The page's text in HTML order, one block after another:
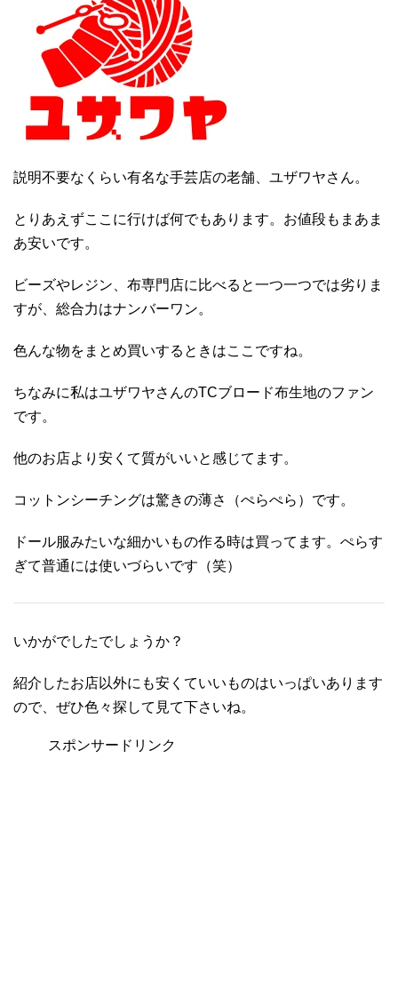
説明不要なくらい有名な手芸店の老舗、ユザワヤさん。
とりあえずここに行けば何でもあります。お値段もまあま
あ安いです。
ビーズやレジン、布専門店に比べると一つ一つでは劣りま
すが、総合力はナンバーワン。
色んな物をまとめ買いするときはここですね。
ちなみに私はユザワヤさんのTCブロード布生地のファン
です。
他のお店より安くて質がいいと感じてます。
コットンシーチングは驚きの薄さ（ぺらぺら）です。
ドール服みたいな細かいもの作る時は買ってます。ぺらす
ぎて普通には使いづらいです（笑）
いかがでしたでしょうか？
紹介したお店以外にも安くていいものはいっぱいあります
ので、ぜひ色々探して見て下さいね。
スポンサードリンク